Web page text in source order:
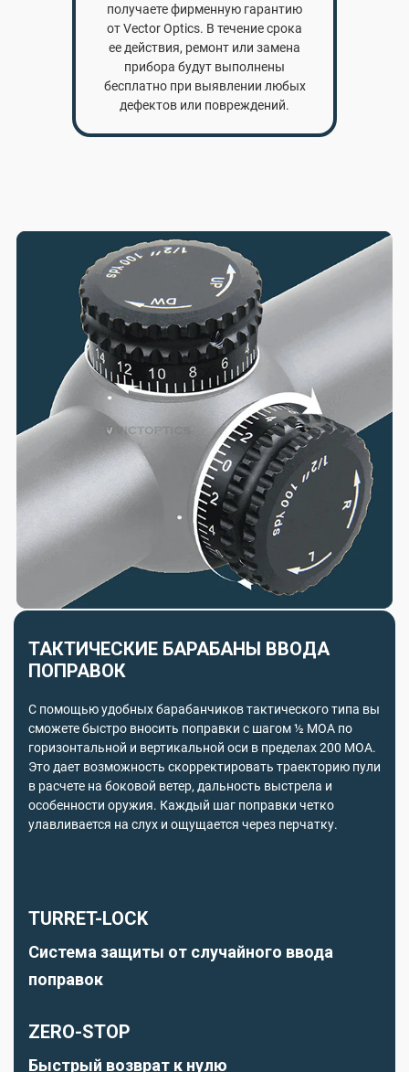
получаете фирменную гарантию
от Vector Optics. В течение срока
ее действия, ремонт или замена
прибора будут выполнены
бесплатно при выявлении любых
дефектов или повреждений.
ТАКТИЧЕСКИЕ БАРАБАНЫ ВВОДА
ПОПРАВОК
С помощью удобных барабанчиков тактического типа вы
сможете быстро вносить поправки с шагом ½ МОА по
горизонтальной и вертикальной оси в пределах 200 MOA.
Это дает возможность скорректировать траекторию пули
в расчете на боковой ветер, дальность выстрела и
особенности оружия. Каждый шаг поправки четко
улавливается на слух и ощущается через перчатку.
TURRET-LOCK
Система защиты от случайного ввода
поправок
ZERO-STOP
Быстрый возврат к нулю